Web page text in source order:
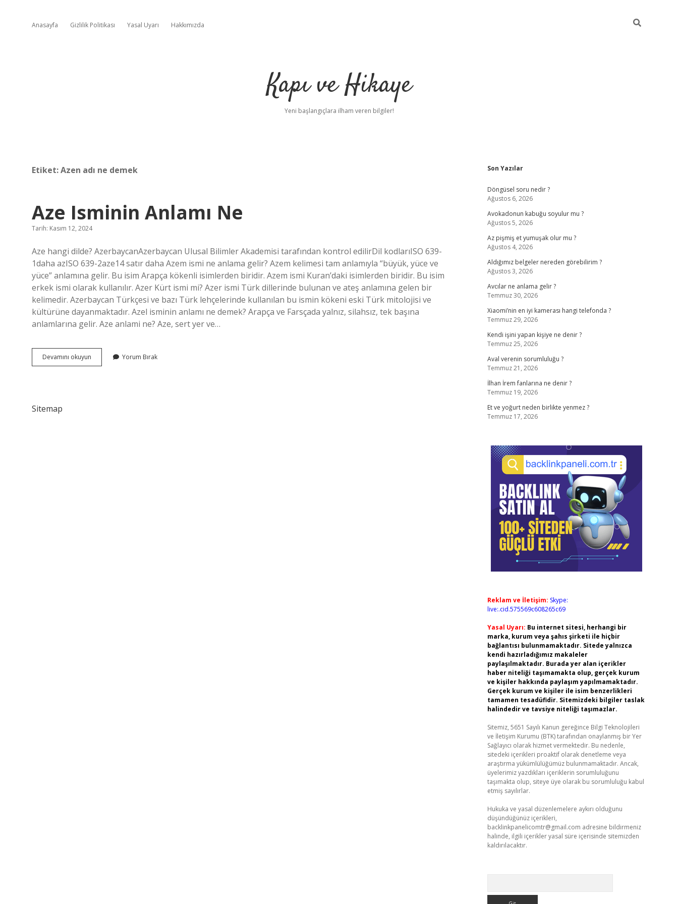
Anasayfa Gizlilik Politikası Yasal Uyarı Hakkımızda
Kapı ve Hikaye
Yeni başlangıçlara ilham veren bilgiler!
Etiket:Azen adı ne demek
Aze Isminin Anlamı Ne
Tarih: Kasım 12, 2024
Aze hangi dilde? AzerbaycanAzerbaycan Ulusal Bilimler Akademisi tarafından kontrol edilirDil kodlarıISO 639-
1daha azISO 639-2aze14 satır daha Azem ismi ne anlama gelir? Azem kelimesi tam anlamıyla “büyük, yüce ve
yüce” anlamına gelir. Bu isim Arapça kökenli isimlerden biridir. Azem ismi Kuran’daki isimlerden biridir. Bu isim
erkek ismi olarak kullanılır. Azer Kürt ismi mi? Azer ismi Türk dillerinde bulunan ve ateş anlamına gelen bir
kelimedir. Azerbaycan Türkçesi ve bazı Türk lehçelerinde kullanılan bu ismin kökeni eski Türk mitolojisi ve
kültürüne dayanmaktadır. Azel isminin anlamı ne demek? Arapça ve Farsçada yalnız, silahsız, tek başına
anlamlarına gelir. Aze anlami ne? Aze, sert yer ve…
Devamını okuyun
Isminin
Yorum Bırak
Sitemap
Sidebar
Son Yazılar
Döngüsel soru nedir ?
Ağustos 6, 2026
Avokadonun kabuğu soyulur mu ?
Ağustos 5, 2026
Az pişmiş et yumuşak olur mu ?
Ağustos 4, 2026
Aldığımız belgeler nereden görebilirim ?
Ağustos 3, 2026
Avcılar ne anlama gelir ?
Temmuz 30, 2026
Xiaomi’nin en iyi kamerası hangi telefonda ?
Temmuz 29, 2026
Kendi işini yapan kişiye ne denir ?
Temmuz 25, 2026
Aval verenin sorumluluğu ?
Temmuz 21, 2026
İlhan İrem fanlarına ne denir ?
Temmuz 19, 2026
Et ve yoğurt neden birlikte yenmez ?
Temmuz 17, 2026
Reklam ve İletişim: Skype:
live:.cid.575569c608265c69
Yasal Uyarı: Bu internet sitesi, herhangi bir
marka, kurum veya şahıs şirketi ile hiçbir
bağlantısı bulunmamaktadır. Sitede yalnızca
kendi hazırladığımız makaleler
paylaşılmaktadır. Burada yer alan içerikler
haber niteliği taşımamakta olup, gerçek kurum
ve kişiler hakkında paylaşım yapılmamaktadır.
Gerçek kurum ve kişiler ile isim benzerlikleri
tamamen tesadüfidir. Sitemizdeki bilgiler taslak
halindedir ve tavsiye niteliği taşımazlar.
Sitemiz, 5651 Sayılı Kanun gereğince Bilgi Teknolojileri
ve İletişim Kurumu (BTK) tarafından onaylanmış bir Yer
Sağlayıcı olarak hizmet vermektedir. Bu nedenle,
sitedeki içerikleri proaktif olarak denetleme veya
araştırma yükümlülüğümüz bulunmamaktadır. Ancak,
üyelerimiz yazdıkları içeriklerin sorumluluğunu
taşımakta olup, siteye üye olarak bu sorumluluğu kabul
etmiş sayılırlar.
Hukuka ve yasal düzenlemelere aykırı olduğunu
düşündüğünüz içerikleri,
backlinkpanelicomtr@gmail.com adresine bildirmeniz
halinde, ilgili içerikler yasal süre içerisinde sitemizden
kaldırılacaktır.